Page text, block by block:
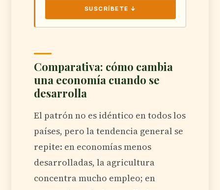
SUSCRÍBETE ↓
Comparativa: cómo cambia
una economía cuando se
desarrolla
El patrón no es idéntico en todos los
países, pero la tendencia general se
repite: en economías menos
desarrolladas, la agricultura
concentra mucho empleo; en